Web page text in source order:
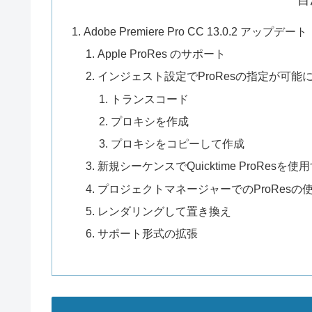
Adobe Premiere Pro CC 13.0.2 アップデート
Apple ProRes のサポート
インジェスト設定でProResの指定が可能に
トランスコード
プロキシを作成
プロキシをコピーして作成
新規シーケンスでQuicktime ProResを使用
プロジェクトマネージャーでのProResの
レンダリングして置き換え
サポート形式の拡張